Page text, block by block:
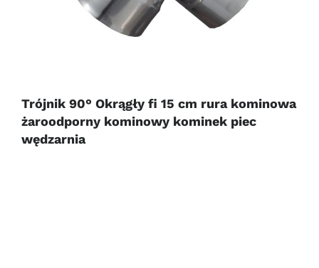
Trójnik 90° Okrągły fi 15 cm rura kominowa
żaroodporny kominowy kominek piec
wędzarnia